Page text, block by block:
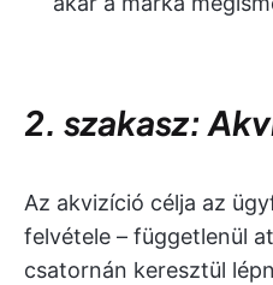
2. szakasz:
Az akvizíció célja az
felvétele – függetlenül
csatornán keresztül